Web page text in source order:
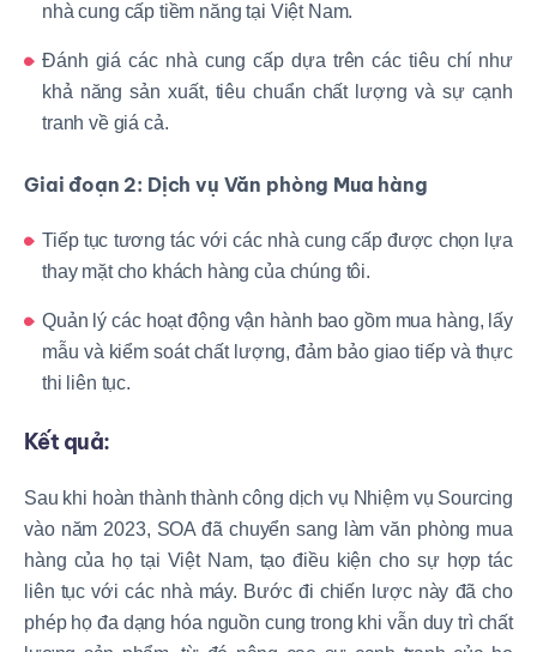
nhà cung cấp tiềm năng tại Việt Nam.
Đánh giá các nhà cung cấp dựa trên các tiêu chí như
khả năng sản xuất, tiêu chuẩn chất lượng và sự cạnh
tranh về giá cả.
Giai đoạn 2: Dịch vụ Văn phòng Mua hàng
Tiếp tục tương tác với các nhà cung cấp được chọn lựa
thay mặt cho khách hàng của chúng tôi.
Quản lý các hoạt động vận hành bao gồm mua hàng, lấy
mẫu và kiểm soát chất lượng, đảm bảo giao tiếp và thực
thi liên tục.
Kết quả:
Sau khi hoàn thành thành công dịch vụ Nhiệm vụ Sourcing
vào năm 2023, SOA đã chuyển sang làm văn phòng mua
hàng của họ tại Việt Nam, tạo điều kiện cho sự hợp tác
liên tục với các nhà máy. Bước đi chiến lược này đã cho
phép họ đa dạng hóa nguồn cung trong khi vẫn duy trì chất